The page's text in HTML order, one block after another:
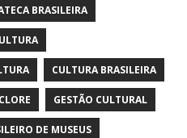
BRASILEIRA
CULTURA BRASILEIRA
GESTÃO CULTURAL
DE MUSEUS